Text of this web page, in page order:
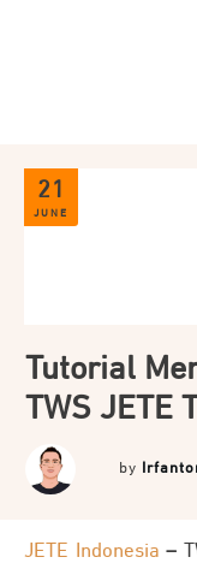
21
JUNE
Tutorial
TWS JETE
by
JETE Indonesia –